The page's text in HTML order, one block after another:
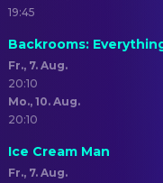
19:45
Backrooms:
Fr., 7. Aug.
20:10
Mo., 10. Aug.
20:10
Ice Cream Man
Fr., 7. Aug.